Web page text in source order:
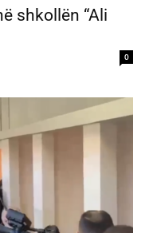
shkollën “Ali
0